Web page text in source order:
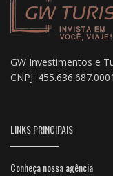
GW Investimentos e
CNPJ:
LINKS PRINCIPAIS
Conheça nossa agência